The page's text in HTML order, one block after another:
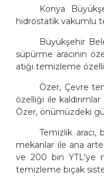
Konya
hidrostatik vakumlu
Büyükşehir
süpürme aracının
atığı temizleme
Özer, Çevre
özelliği ile
Özer, önümüzdeki
Temizlik
mekanlar ile ana
ve 200 bin YTL'ye
temizleme bıçak